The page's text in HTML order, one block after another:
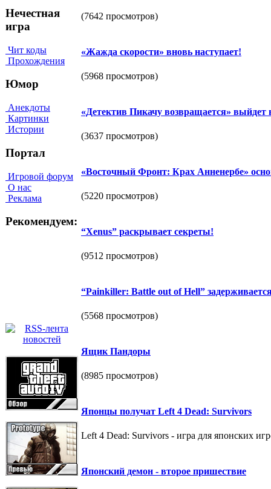
Нечестная
игра
Чит коды
Прохождения
Юмор
Анекдоты
Картинки
Истории
Портал
Игровой форум
О нас
Реклама
Рекомендуем:
(7642 просмотров)
«Жажда скорости» вновь наступает!
(5968 просмотров)
«Детектив Пикачу возвращается» выйдет
(3637 просмотров)
«Восточный Фронт: Крах Анненербе»
(5220 просмотров)
“Xenus” раскрывает секреты!
(9512 просмотров)
“Painkiller: Battle out of Hell”
(5568 просмотров)
Ящик Пандоры
(8985 просмотров)
Японцы получат Left 4 Dead: Survivors
Left 4 Dead: Survivors - игра для японских
Японский демон - второе пришествие